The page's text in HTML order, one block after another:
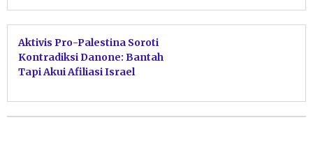
Aktivis Pro-Palestina Soroti
Kontradiksi Danone: Bantah
Tapi Akui Afiliasi Israel